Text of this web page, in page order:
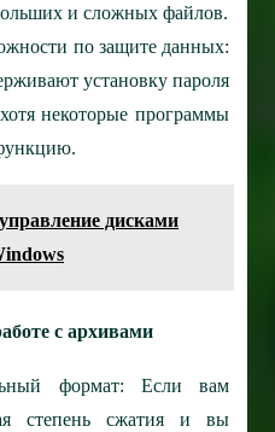
и сложных файлов.
по защите данных:
установку пароля
некоторые программы
дисками
с архивами
формат: Если вам
степень сжатия и вы